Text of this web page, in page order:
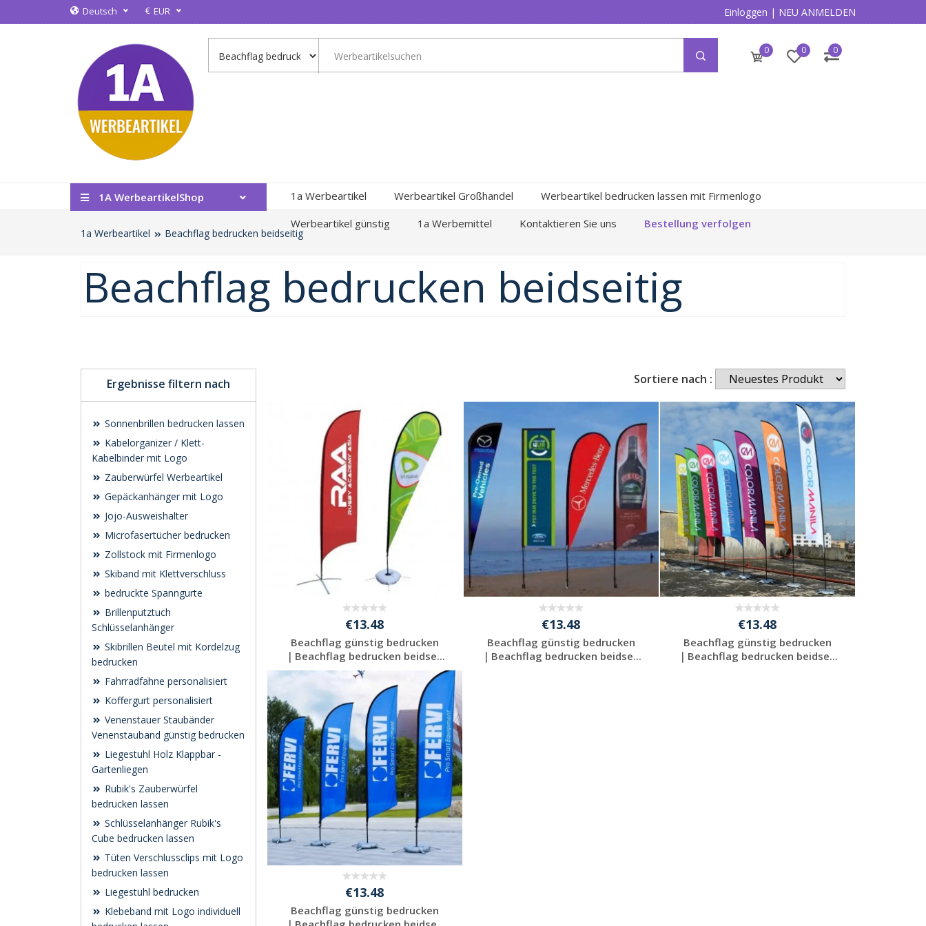
Deutsch € EUR Einloggen | NEU ANMELDEN
0 0 0
1A WerbeartikelShop 1a Werbeartikel Werbeartikel Großhandel
Werbeartikel bedrucken lassen mit Firmenlogo
Werbeartikel günstig
1a Werbemittel Kontaktieren Sie uns Bestellung verfolgen
1a Werbeartikel Beachflag bedrucken beidseitig
Beachflag bedrucken beidseitig
Ergebnisse filtern nach
Sonnenbrillen bedrucken lassen
Kabelorganizer / Klett-
Kabelbinder mit Logo
Zauberwürfel Werbeartikel
Gepäckanhänger mit Logo
Jojo-Ausweishalter
Microfasertücher bedrucken
Zollstock mit Firmenlogo
Skiband mit Klettverschluss
bedruckte Spanngurte
Brillenputztuch
Schlüsselanhänger
Skibrillen Beutel mit Kordelzug
bedrucken
Fahrradfahne personalisiert
Koffergurt personalisiert
Venenstauer Staubänder
Venenstauband günstig bedrucken
Liegestuhl Holz Klappbar -
Gartenliegen
Rubik's Zauberwürfel
bedrucken lassen
Schlüsselanhänger Rubik's
Cube bedrucken lassen
Tüten Verschlussclips mit Logo
bedrucken lassen
Liegestuhl bedrucken
Klebeband mit Logo individuell
Sortiere nach :
€13.48
Beachflag günstig bedrucken
｜Beachflag bedrucken beidse...
Jetzt Angebot
anfordern
€13.48
Beachflag günstig bedrucken
｜Beachflag bedrucken beidse...
€13.48
Beachflag günstig bedrucken
｜Beachflag bedrucken beidse...
€13.48
Beachflag günstig bedrucken